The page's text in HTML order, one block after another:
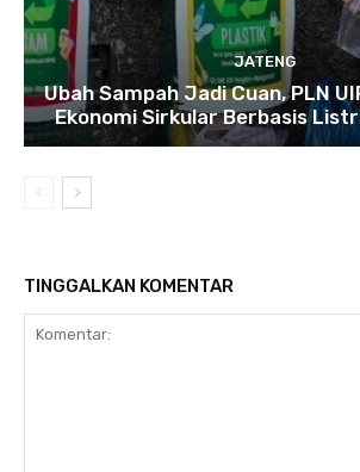
JATENG
Ubah Sampah Jadi Cuan, PLN
Ekonomi Sirkular Berbasis
TINGGALKAN KOMENTAR